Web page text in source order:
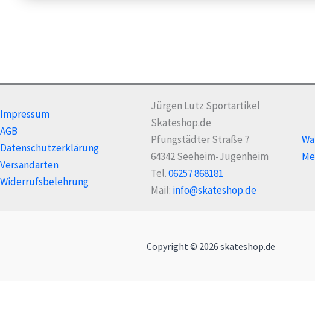
Impressum
AGB
Datenschutzerklärung
Versandarten
Widerrufsbelehrung
Jürgen Lutz Sportartikel
Skateshop.de
Pfungstädter Straße 7
64342 Seeheim-Jugenheim
Tel.06257 868181
Mail: info@skateshop.de
Copyright © 2026 skateshop.de